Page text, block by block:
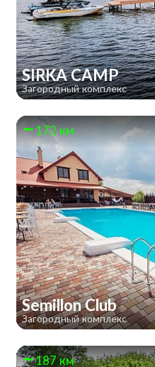
SIRKA CAMP
Загородный комплекс
172 км
Semillon Club
Загородный комплекс
187 км